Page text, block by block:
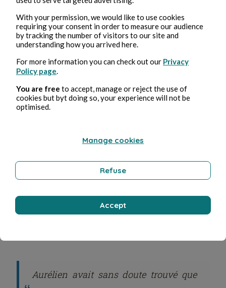
« Mets ton pouce dans la bouche et mords le ; tu
provoqueras peut-être une vision…
— Quoi ?
— C’est l’une des techniques de divination des
— Tu ne te moques pas de moi j’espère !
— Non, je suis très sérieux ! »
Nolwenn était perplexe. Elle me regarda en
s’exécuter lentement, comme si les règles de
pouvaient se conformer à mon excentricité. Je
voyais bien dans ses yeux qu’elle me pardonnerait
A ma grande surprise une voix bourdonna dans
Aurélien avait sans doute trouvé que
With your permission, we would like to use cookies
requiring your consent in order to measure our audience
by tracking the number of visitors to our site and
understanding how you arrived here.
For more information you can check out our Privacy
Policy page
You are free to accept, manage or reject the use of
cookies but byt doing so, your experience will not be
optimised.
Manage cookies
Refuse
Accept